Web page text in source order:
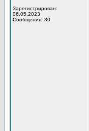
Зарегистрирован:
06.05.2023
Сообщения: 30